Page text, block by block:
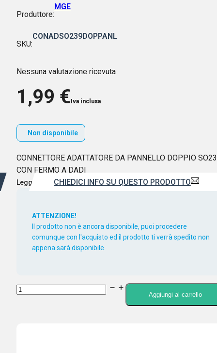
Produttore:
MGE
SKU:
CONADSO239DOPPANL
Nessuna valutazione ricevuta
1,99 € Iva inclusa
Non disponibile
CONNETTORE ADATTATORE DA PANNELLO DOPPIO
CON FERMO A DADI
Leggi di più CHIEDICI INFO SU QUESTO PRODOTTO
ATTENZIONE!
Il prodotto non è ancora disponibile, puoi procedere
comunque con l'acquisto ed il prodotto ti verrà spedito non
appena sarà disponibile.
CONNETTORE
Aggiungi al carrello